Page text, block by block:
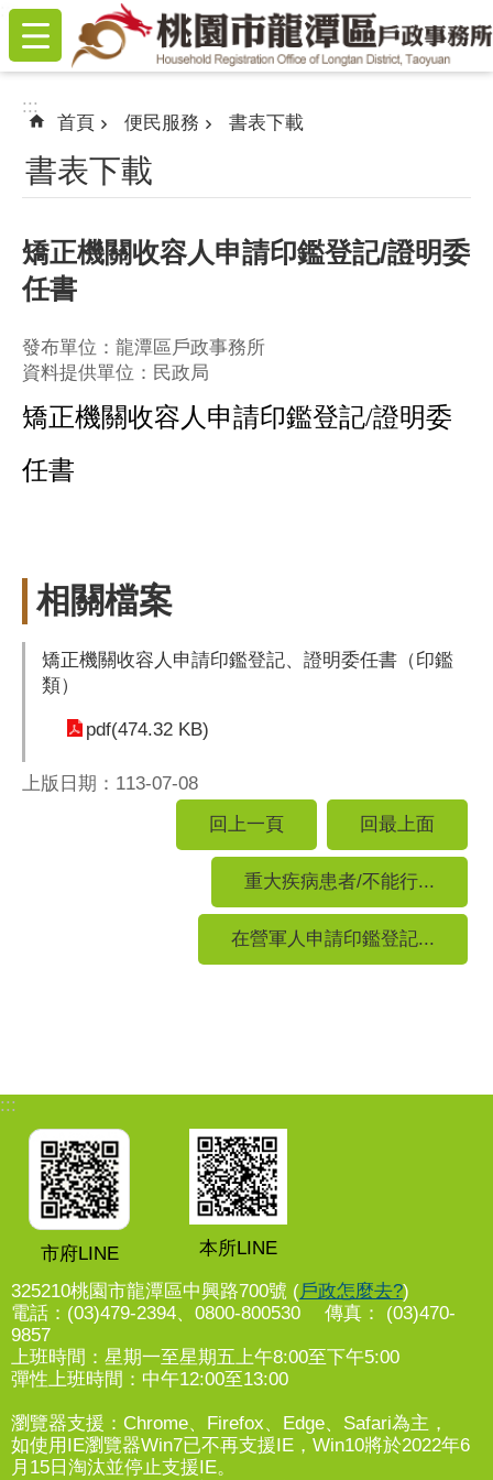
跳到主要內容區塊
:::
:::
首頁 便民服務 書表下載
書表下載
矯正機關收容人申請印鑑登記/證明委
任書
發布單位：龍潭區戶政事務所
資料提供單位：民政局
矯正機關收容人申請印鑑登記/證明委
任書
相關檔案
矯正機關收容人申請印鑑登記、證明委任書（印鑑
類）
pdf(474.32 KB)
上版日期：113-07-08
回上一頁
回最上面
重大疾病患者/不能行...
在營軍人申請印鑑登記...
:::
市府LINE 本所LINE
325210桃園市龍潭區中興路700號 (戶政怎麼去?)
電話：(03)479-2394、0800-800530 傳真： (03)470-
9857
上班時間：星期一至星期五上午8:00至下午5:00
彈性上班時間：中午12:00至13:00
瀏覽器支援：Chrome、Firefox、Edge、Safari為主，
如使用IE瀏覽器Win7已不再支援IE，Win10將於2022年6
月15日淘汰並停止支援IE。